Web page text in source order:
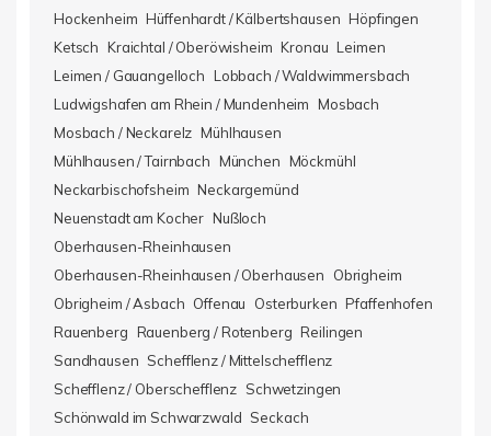
Hockenheim Hüffenhardt / Kälbertshausen Höpfingen
Ketsch Kraichtal / Oberöwisheim Kronau Leimen
Leimen / Gauangelloch Lobbach / Waldwimmersbach
Ludwigshafen am Rhein / Mundenheim Mosbach
Mosbach / Neckarelz Mühlhausen
Mühlhausen / Tairnbach München Möckmühl
Neckarbischofsheim Neckargemünd
Neuenstadt am Kocher Nußloch
Oberhausen-Rheinhausen
Oberhausen-Rheinhausen / Oberhausen
Obrigheim
Obrigheim / Asbach Offenau Osterburken Pfaffenhofen
Rauenberg Rauenberg / Rotenberg Reilingen
Sandhausen Schefflenz / Mittelschefflenz
Schefflenz / Oberschefflenz Schwetzingen
Schönwald im Schwarzwald Seckach